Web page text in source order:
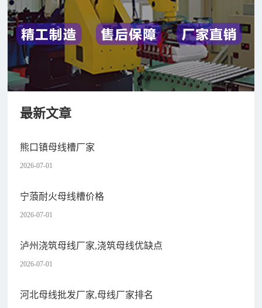
最新文章
熊口镇母线槽厂家
2026-07-01
宁蒗耐火母线槽价格
2026-07-01
泸州浇筑母线厂家,浇筑母线优缺点
2026-07-01
河北母线批发厂家,母线厂家排名